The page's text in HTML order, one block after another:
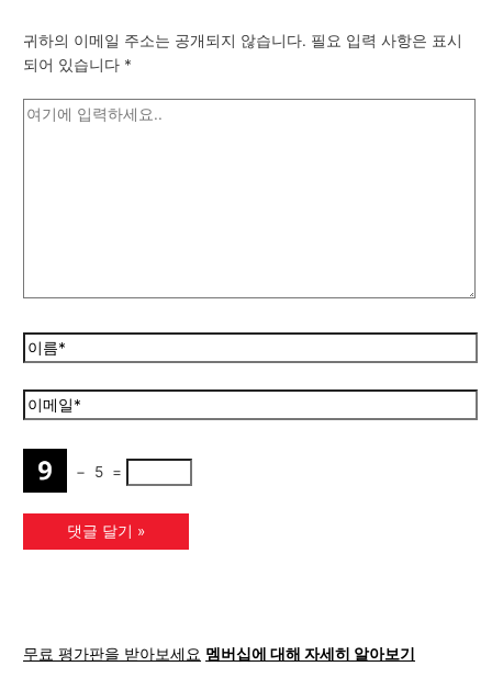
귀하의 이메일 주소는 공개되지 않습니다. 필요 입력 사항은 표시
되어 있습니다 *
− 5 =
무료 평가판을 받아보세요 멤버십에 대해 자세히 알아보기